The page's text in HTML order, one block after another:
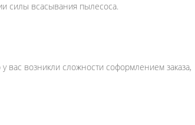
силы всасывания пылесоса.
вас возникли сложности соформлением заказа,